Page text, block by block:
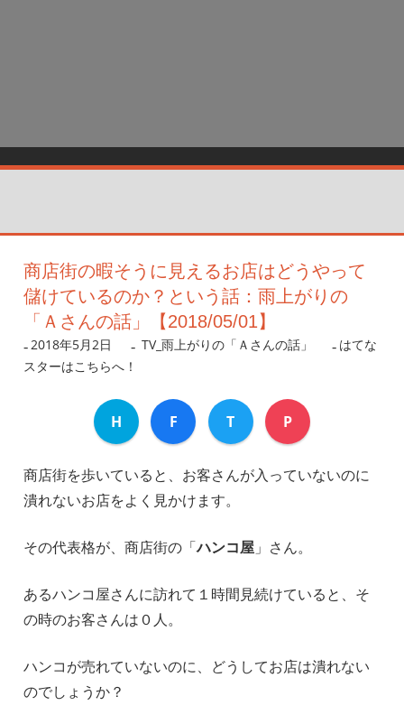
商店街の暇そうに見えるお店はどうやって
儲けているのか？という話：雨上がりの
「Ａさんの話」【2018/05/01】
2018年5月2日 nanigoto
TV_雨上がりの「Ａさんの話」
はてな
スターはこちらへ！
H F T P
商店街を歩いていると、お客さんが入っていないのに
潰れないお店をよく見かけます。
その代表格が、商店街の「ハンコ屋」さん。
あるハンコ屋さんに訪れて１時間見続けていると、そ
の時のお客さんは０人。
ハンコが売れていないのに、どうしてお店は潰れない
のでしょうか？